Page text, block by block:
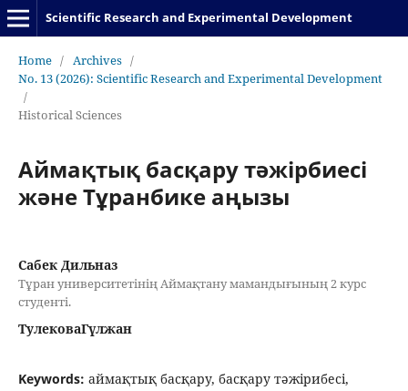
Scientific Research and Experimental Development
Home / Archives /
No. 13 (2026): Scientific Research and Experimental Development
/
Historical Sciences
Аймақтық басқару тәжірбиесі
және Тұранбике аңызы
Сабек Дильназ
Тұран университетінің Аймақтану мамандығының 2 курс
студенті.
ТулековаГүлжан
Keywords: аймақтық басқару, басқару тәжірибесі,